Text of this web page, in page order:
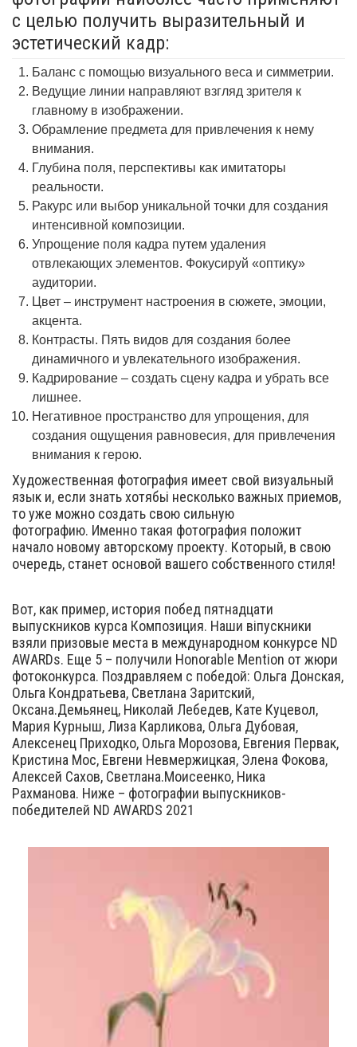
с целью получить выразительный и
эстетический кадр:
Баланс с помощью визуального веса и симметрии.
Ведущие линии направляют взгляд зрителя к
главному в изображении.
Обрамление предмета для привлечения к нему
внимания.
Глубина поля, перспективы как имитаторы
реальности.
Ракурс или выбор уникальной точки для создания
интенсивной композиции.
Упрощение поля кадра путем удаления
отвлекающих элементов. Фокусируй «оптику»
аудитории.
Цвет – инструмент настроения в сюжете, эмоции,
акцента.
Контрасты. Пять видов для создания более
динамичного и увлекательного изображения.
Кадрирование – создать сцену кадра и убрать все
лишнее.
Негативное пространство для упрощения, для
создания ощущения равновесия, для привлечения
внимания к герою.
Художественная фотография имеет свой визуальный
язык и, если знать хотябьі несколько важных приемов,
то уже можно создать свою сильную
фотографию. Именно такая фотография положит
начало новому авторскому проекту. Который, в свою
очередь, станет основой вашего собственного стиля!
Вот, как пример, история побед пятнадцати
выпускников курса Композиция. Наши віпускники
взяли призовые места в международном конкурсе ND
AWARDs. Еще 5 – получили Honorable Mention от жюри
фотоконкурса. Поздравляем с победой: Ольга Донская,
Ольга Кондратьева, Светлана Заритский,
Оксана.Демьянец, Николай Лебедев, Кате Куцевол,
Мария Курныш, Лиза Карликова, Ольга Дубовая,
Алексенец Приходко, Ольга Морозова, Евгения Первак,
Кристина Мос, Евгени Невмержицкая, Элена Фокова,
Алексей Сахов, Светлана.Моисеенко, Ника
Рахманова. Ниже – фотографии выпускников-
победителей ND AWARDS 2021